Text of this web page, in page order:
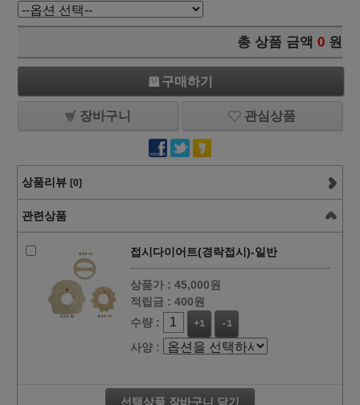
총 상품 금액 0 원
구매하기
장바구니 관심상품
상품리뷰 [0]
관련상품
접시다이어트(경락접시)-일반
상품가 : 45,000원
적립금 : 400원
수량 :
+1 -1
사양 :
선택상품 장바구니 담기